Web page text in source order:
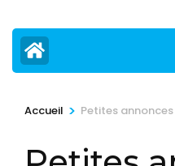
Accueil > Petites annonces